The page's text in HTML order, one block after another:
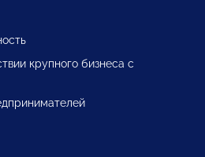
крупного бизнеса с